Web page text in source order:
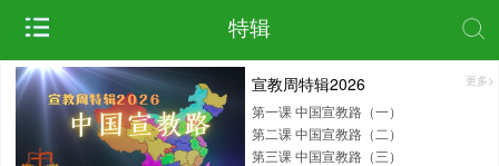
特辑
宣教周特辑2026 更多>
第一课 中国宣教路（一）
第二课 中国宣教路（二）
第三课 中国宣教路（三）